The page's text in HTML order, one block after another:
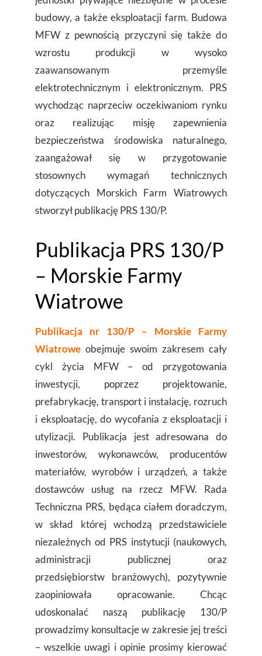
budowy, a także eksploatacji farm. Budowa
MFW z pewnością przyczyni się także do
wzrostu produkcji w wysoko
zaawansowanym przemyśle
elektrotechnicznym i elektronicznym. PRS
wychodząc naprzeciw oczekiwaniom rynku
oraz realizując misję zapewnienia
bezpieczeństwa środowiska naturalnego,
zaangażował się w przygotowanie
stosownych wymagań technicznych
dotyczących Morskich Farm Wiatrowych
stworzył publikację PRS 130/P.
Publikacja PRS 130/P
– Morskie Farmy
Wiatrowe
Publikacja nr 130/P – Morskie Farmy
Wiatrowe obejmuje swoim zakresem cały
cykl życia MFW – od przygotowania
inwestycji, poprzez projektowanie,
prefabrykację, transport i instalację, rozruch
i eksploatację, do wycofania z eksploatacji i
utylizacji. Publikacja jest adresowana do
inwestorów, wykonawców, producentów
materiałów, wyrobów i urządzeń, a także
dostawców usług na rzecz MFW. Rada
Techniczna PRS, będąca ciałem doradczym,
w skład której wchodzą przedstawiciele
niezależnych od PRS instytucji (naukowych,
administracji publicznej oraz
przedsiębiorstw branżowych), pozytywnie
zaopiniowała opracowanie. Chcąc
udoskonalać naszą publikację 130/P
prowadzimy konsultacje w zakresie jej treści
– wszelkie uwagi i opinie prosimy kierować